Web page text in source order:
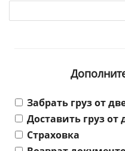
Забрать груз от
Доставить груз от
Страховка